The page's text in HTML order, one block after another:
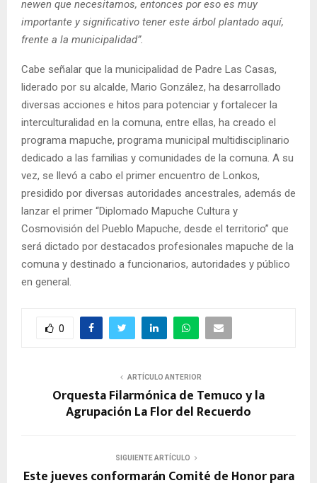
newen que necesitamos, entonces por eso es muy
importante y significativo tener este árbol plantado aquí,
frente a la municipalidad”.
Cabe señalar que la municipalidad de Padre Las Casas,
liderado por su alcalde, Mario González, ha desarrollado
diversas acciones e hitos para potenciar y fortalecer la
interculturalidad en la comuna, entre ellas, ha creado el
programa mapuche, programa municipal multidisciplinario
dedicado a las familias y comunidades de la comuna. A su
vez, se llevó a cabo el primer encuentro de Lonkos,
presidido por diversas autoridades ancestrales, además de
lanzar el primer “Diplomado Mapuche Cultura y
Cosmovisión del Pueblo Mapuche, desde el territorio” que
será dictado por destacados profesionales mapuche de la
comuna y destinado a funcionarios, autoridades y público
en general.
0
ARTÍCULO ANTERIOR
Orquesta Filarmónica de Temuco y la
Agrupación La Flor del Recuerdo
SIGUIENTE ARTÍCULO
Este jueves conformarán Comité de Honor para